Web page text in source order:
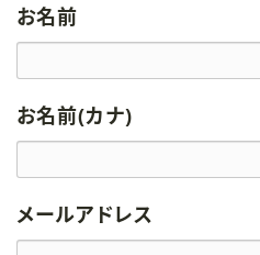
お名前
お名前(カナ)
メールアドレス